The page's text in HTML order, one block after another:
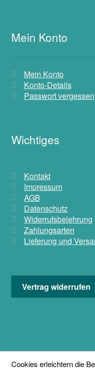
Mein Konto
Mein Konto
Konto-Details
Passwort vergessen
Wichtiges
Kontakt
Impressum
AGB
Datenschutz
Widerrufsbelehrung
Zahlungsarten
Lieferung und
Vertrag widerrufen
© KADISHA *
Cookies erleichtern die